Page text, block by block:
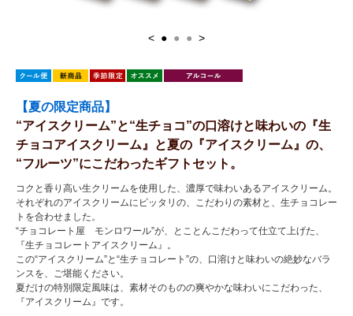
< ● ● ● >
【夏の限定商品】
“アイスクリーム”と“生チョコ”の口溶けと味わいの『生
チョコアイスクリーム』と夏の『アイスクリーム』の、
“フルーツ”にこだわったギフトセット。
コクと香り高い生クリームを使用した、濃厚で味わいあるアイスクリーム。
それぞれのアイスクリームにピッタリの、こだわりの素材と、生チョコレー
トを合わせました。
“チョコレート屋 モンロワール”が、とことんこだわって仕立て上げた、
『生チョコレートアイスクリーム』。
この“アイスクリーム”と“生チョコレート”の、口溶けと味わいの絶妙なバラ
ンスを、ご堪能ください。
夏だけの特別限定風味は、素材そのものの爽やかな味わいにこだわった、
『アイスクリーム』です。